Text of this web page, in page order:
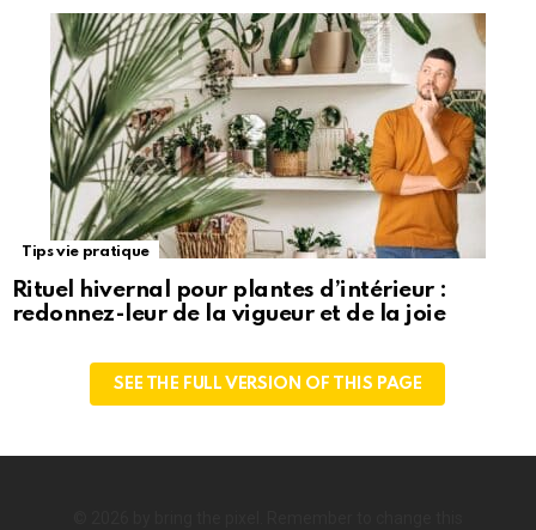
Tips vie pratique
Rituel hivernal pour plantes d’intérieur :
redonnez-leur de la vigueur et de la joie
SEE THE FULL VERSION OF THIS PAGE